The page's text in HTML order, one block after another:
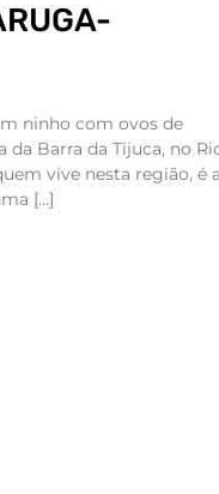
ninho com ovos de
da Barra da Tijuca, no
vive nesta região, é a
[…]